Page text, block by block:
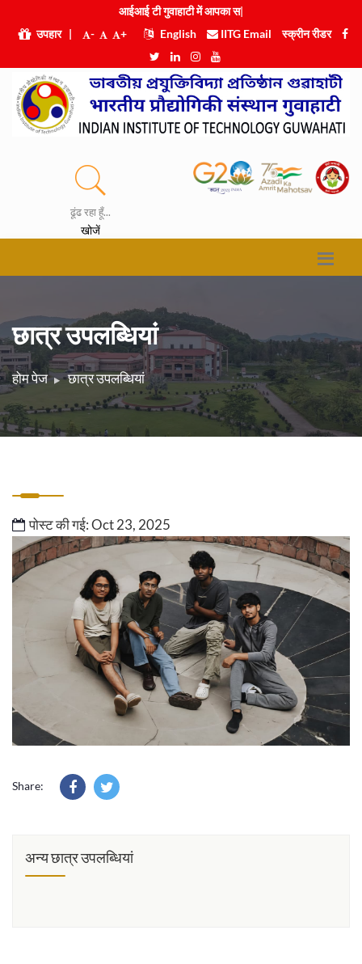
आईआई टी गुवाहाटी म|
उपहार
| - + English IITG Email स्क्रीन रीडर
ढूंढ रहा हूँ...
खोजें
छात्र उपलब्धियां
होम पेज छात्र उपलब्धियां
पोस्ट की गई: Oct 23, 2025
Share:
अन्य छात्र उपलब्धियां